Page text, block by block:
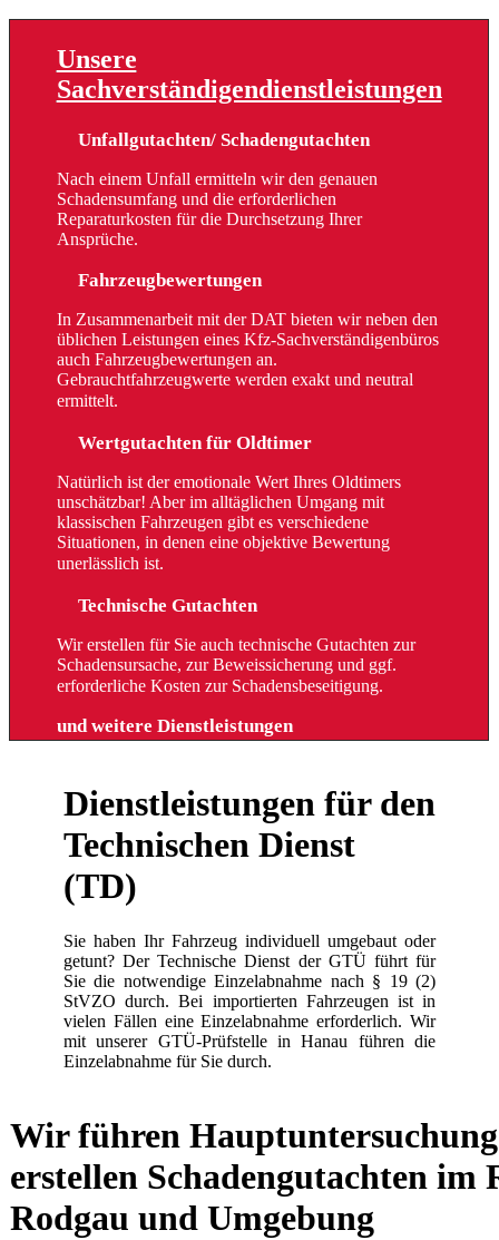
Unsere
Sachverständigendienstleistungen
Unfallgutachten/ Schadengutachten
Nach einem Unfall ermitteln wir den genauen
Schadensumfang und die erforderlichen
Reparaturkosten für die Durchsetzung Ihrer
Ansprüche.
Fahrzeugbewertungen
In Zusammenarbeit mit der DAT bieten wir neben den
üblichen Leistungen eines Kfz-Sachverständigenbüros
auch Fahrzeugbewertungen an.
Gebrauchtfahrzeugwerte werden exakt und neutral
ermittelt.
Wertgutachten für Oldtimer
Natürlich ist der emotionale Wert Ihres Oldtimers
unschätzbar! Aber im alltäglichen Umgang mit
klassischen Fahrzeugen gibt es verschiedene
Situationen, in denen eine objektive Bewertung
unerlässlich ist.
Technische Gutachten
Wir erstellen für Sie auch technische Gutachten zur
Schadensursache, zur Beweissicherung und ggf.
erforderliche Kosten zur Schadensbeseitigung.
und weitere Dienstleistungen
Dienstleistungen für den
Technischen Dienst
(TD)
Sie haben Ihr Fahrzeug individuell umgebaut oder
getunt? Der Technische Dienst der GTÜ führt für
Sie die notwendige Einzelabnahme nach § 19 (2)
StVZO durch. Bei importierten Fahrzeugen ist in
vielen Fällen eine Einzelabnahme erforderlich. Wir
mit unserer GTÜ-Prüfstelle in Hanau führen die
Einzelabnahme für Sie durch.
Wir führen
erstellen Schadengutachten im
Rodgau und Umgebung